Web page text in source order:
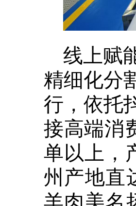
线上赋
精细化分
行，依托
接高端消
单以上，
州产地直
羊肉美名